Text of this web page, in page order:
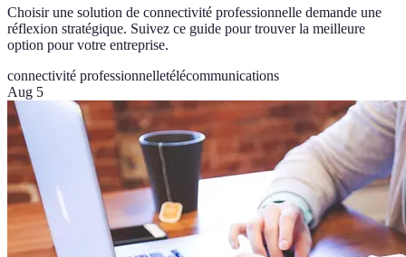
Choisir une solution de connectivité professionnelle demande une
réflexion stratégique. Suivez ce guide pour trouver la meilleure
option pour votre entreprise.
connectivité professionnelletélécommunications
Aug 5